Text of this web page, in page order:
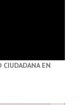
CIUDADANA EN